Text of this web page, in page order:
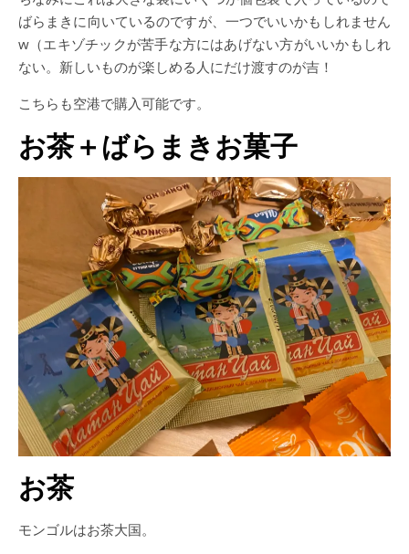
ばらまきに向いているのですが、一つでいいかもしれません
w（エキゾチックが苦手な方にはあげない方がいいかもしれ
ない。新しいものが楽しめる人にだけ渡すのが吉！
こちらも空港で購入可能です。
お茶＋ばらまきお菓子
お茶
モンゴルはお茶大国。